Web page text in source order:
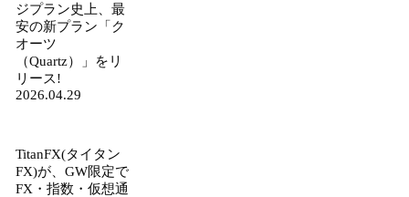
ジプラン史上、最
安の新プラン「ク
オーツ
（Quartz）」をリ
リース!
2026.04.29
TitanFX(タイタン
FX)が、GW限定で
FX・指数・仮想通